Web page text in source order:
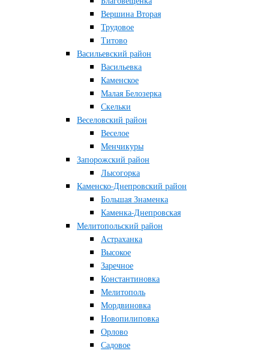
Вершина Вторая
Трудовое
Титово
Васильевский район
Васильевка
Каменское
Малая Белозерка
Скельки
Веселовский район
Веселое
Менчикуры
Запорожский район
Лысогорка
Каменско-Днепровский район
Большая Знаменка
Каменка-Днепровская
Мелитопольский район
Астраханка
Высокое
Заречное
Константиновка
Мелитополь
Мордвиновка
Новопилиповка
Орлово
Садовое